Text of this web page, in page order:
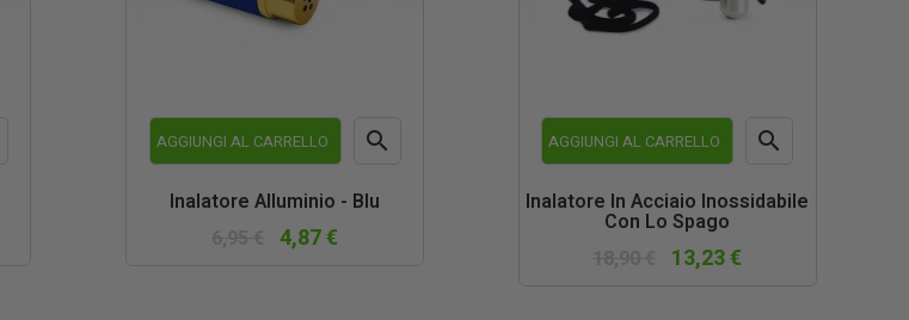
AGGIUNGI AL CARRELLO 
Inalatore Alluminio - Blu
4,87 €
AGGIUNGI AL CARRELLO 
Inalatore In Acciaio Inossidabile
Con Lo Spago
13,23 €